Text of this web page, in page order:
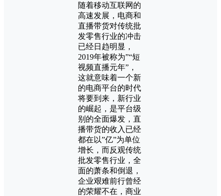
随着移动互联网的
高速发展，电商和
直播带货对传统批
发零售行业的冲击
已经日趋明显，
2019年被称为”“短
视频直播元年”，
这就意味着一个新
的电商平台的时代
将要到来，新行业
的崛起，是平台级
别的全面爆发，直
播带货的收入已经
都在以”亿”为单位
增长，而反观传统
批发零售行业，全
面的萧条和倒退，
企业艰难前行曾经
的荣耀不在，商业